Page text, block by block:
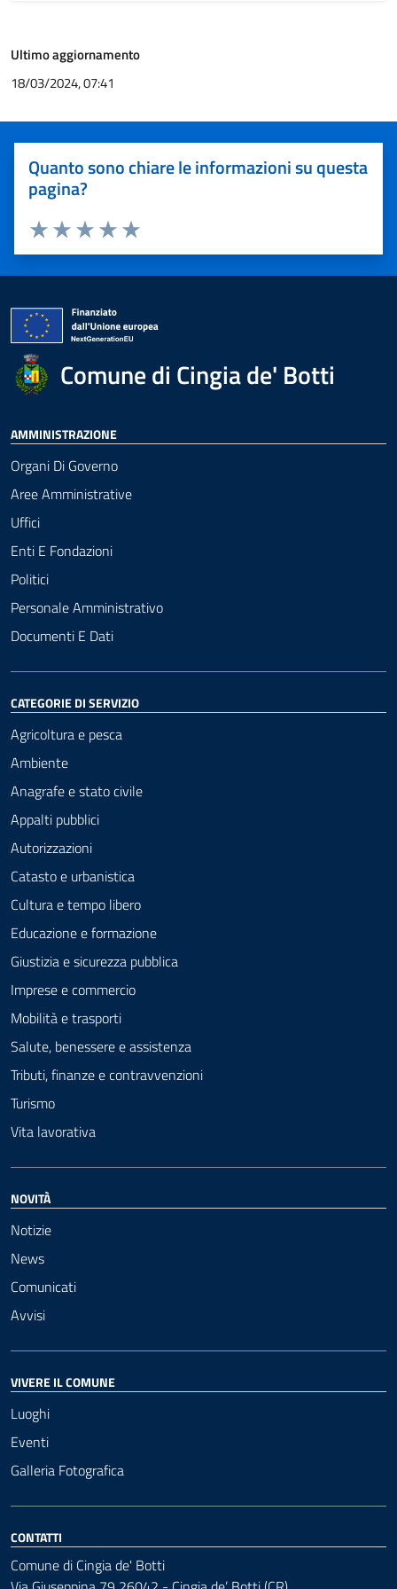
Ultimo aggiornamento
18/03/2024, 07:41
Quanto sono chiare le informazioni su questa
pagina?
Valuta 5 stelle su 5
Valuta 4 stelle su 5
Valuta 3 stelle su 5
Valuta 2 stelle su 5
Valuta 1 stelle su 5
Comune di Cingia de' Botti
AMMINISTRAZIONE
Organi Di Governo
Aree Amministrative
Uffici
Enti E Fondazioni
Politici
Personale Amministrativo
Documenti E Dati
CATEGORIE DI SERVIZIO
Agricoltura e pesca
Ambiente
Anagrafe e stato civile
Appalti pubblici
Autorizzazioni
Catasto e urbanistica
Cultura e tempo libero
Educazione e formazione
Giustizia e sicurezza pubblica
Imprese e commercio
Mobilità e trasporti
Salute, benessere e assistenza
Tributi, finanze e contravvenzioni
Turismo
Vita lavorativa
NOVITÀ
Notizie
News
Comunicati
Avvisi
VIVERE IL COMUNE
Luoghi
Eventi
Galleria Fotografica
CONTATTI
Comune di Cingia de' Botti